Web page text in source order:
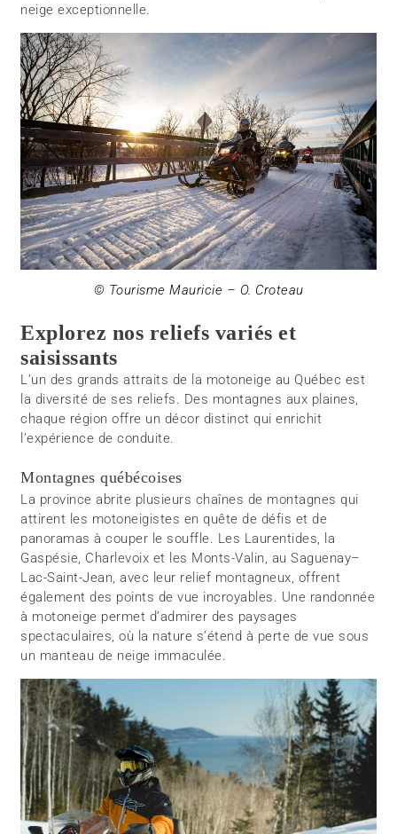
neige exceptionnelle.
© Tourisme Mauricie – O. Croteau
Explorez nos reliefs variés et
saisissants
L’un des grands attraits de la motoneige au Québec est
la diversité de ses reliefs. Des montagnes aux plaines,
chaque région offre un décor distinct qui enrichit
l’expérience de conduite.
Montagnes québécoises
La province abrite plusieurs chaînes de montagnes qui
attirent les motoneigistes en quête de défis et de
panoramas à couper le souffle. Les Laurentides, la
Gaspésie, Charlevoix et les Monts-Valin, au Saguenay–
Lac-Saint-Jean, avec leur relief montagneux, offrent
également des points de vue incroyables. Une randonnée
à motoneige permet d’admirer des paysages
spectaculaires, où la nature s’étend à perte de vue sous
un manteau de neige immaculée.